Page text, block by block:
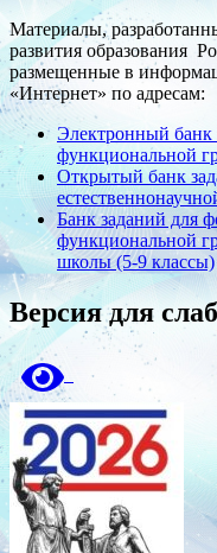
Материалы,
развития образования
размещенные в
«Интернет» по адресам:
Электронный банк
функциональной
Открытый банк
Банк заданий для
функциональной
школы (5-9 классы)
Версия для